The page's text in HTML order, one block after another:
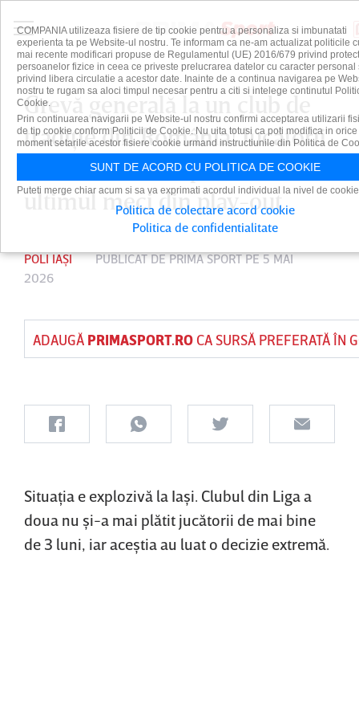
Grevă generală la un club de
tradiţie din România! Jucătorii
refuză să facă deplasarea la
ultimul meci din play-out
POLI IAȘI PUBLICAT DEPRIMA SPORTPE 5 MAI
2026
ADAUGĂ PRIMASPORT.ROCA SURSĂ PREFERATĂ ÎN
Situaţia e explozivă la Iaşi. Clubul din Liga a
doua nu şi-a mai plătit jucătorii de mai bine
de 3 luni, iar aceştia au luat o decizie extremă.
COMPANIA utilizeaza fisiere de tip cookie pentru a personaliza si imbunatati
experienta ta pe Website-ul nostru. Te informam ca ne-am actualizat politicile
mai recente modificari propuse de Regulamentul (UE) 2016/679 privind
persoanelor fizice in ceea ce priveste prelucrarea datelor cu caracter personal
privind libera circulatie a acestor date. Inainte de a continua navigarea pe
nostru te rugam sa aloci timpul necesar pentru a citi si intelege continutul
Cookie.
Prin continuarea navigarii pe Website-ul nostru confirmi acceptarea utilizarii
de tip cookie conform Politicii de Cookie. Nu uita totusi ca poti modifica in orice
moment setarile acestor fisiere cookie urmand instructiunile din Politica de
SUNT DE ACORD CU POLITICA DE COOKIE
Puteti merge chiar acum si sa va exprimati acordul individual la nivel de
Politica de colectare acord cookie
Politica de confidentialitate